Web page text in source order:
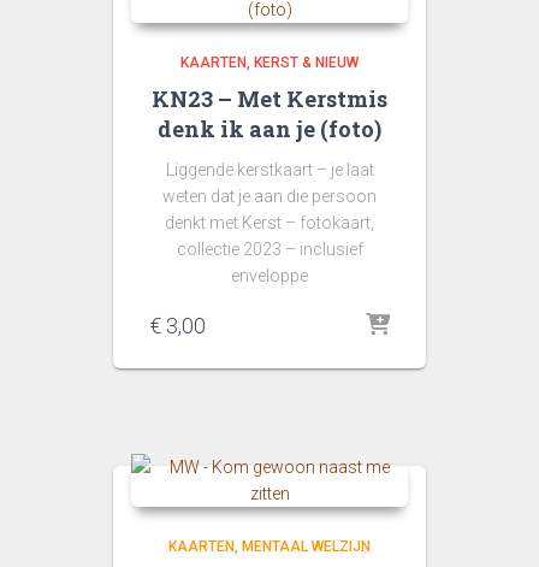
KAARTEN KERST & NIEUW
KN23 – Met Kerstmis
denk ik aan je (foto)
Liggende kerstkaart – je laat
weten dat je aan die persoon
denkt met Kerst – fotokaart,
collectie 2023 – inclusief
enveloppe
€ 3,00
KAARTEN MENTAAL WELZIJN